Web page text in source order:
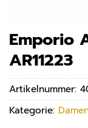
Emporio
AR11223
Artikelnummer:
Kategorie: